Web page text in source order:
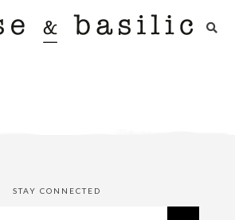
STAY CONNECTED